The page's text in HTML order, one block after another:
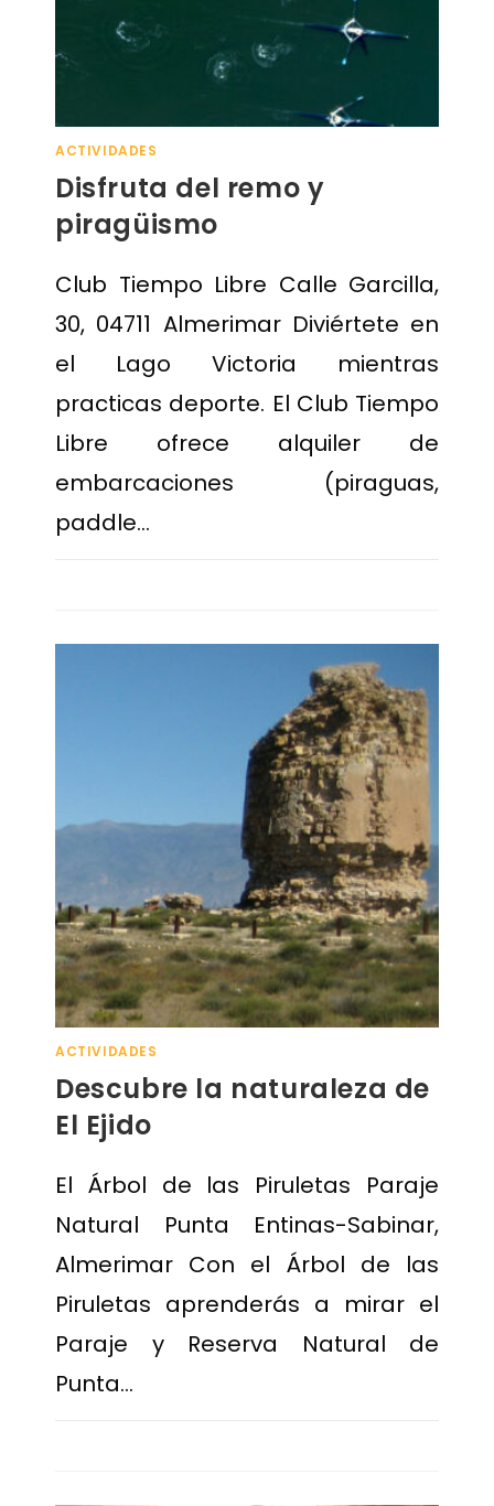
ACTIVIDADES
Disfruta del remo y
piragüismo
Club Tiempo Libre Calle Garcilla,
30, 04711 Almerimar Diviértete en
el Lago Victoria mientras
practicas deporte. El Club Tiempo
Libre ofrece alquiler de
embarcaciones (piraguas,
paddle…
ACTIVIDADES
Descubre la naturaleza de
El Ejido
El Árbol de las Piruletas Paraje
Natural Punta Entinas-Sabinar,
Almerimar Con el Árbol de las
Piruletas aprenderás a mirar el
Paraje y Reserva Natural de
Punta…